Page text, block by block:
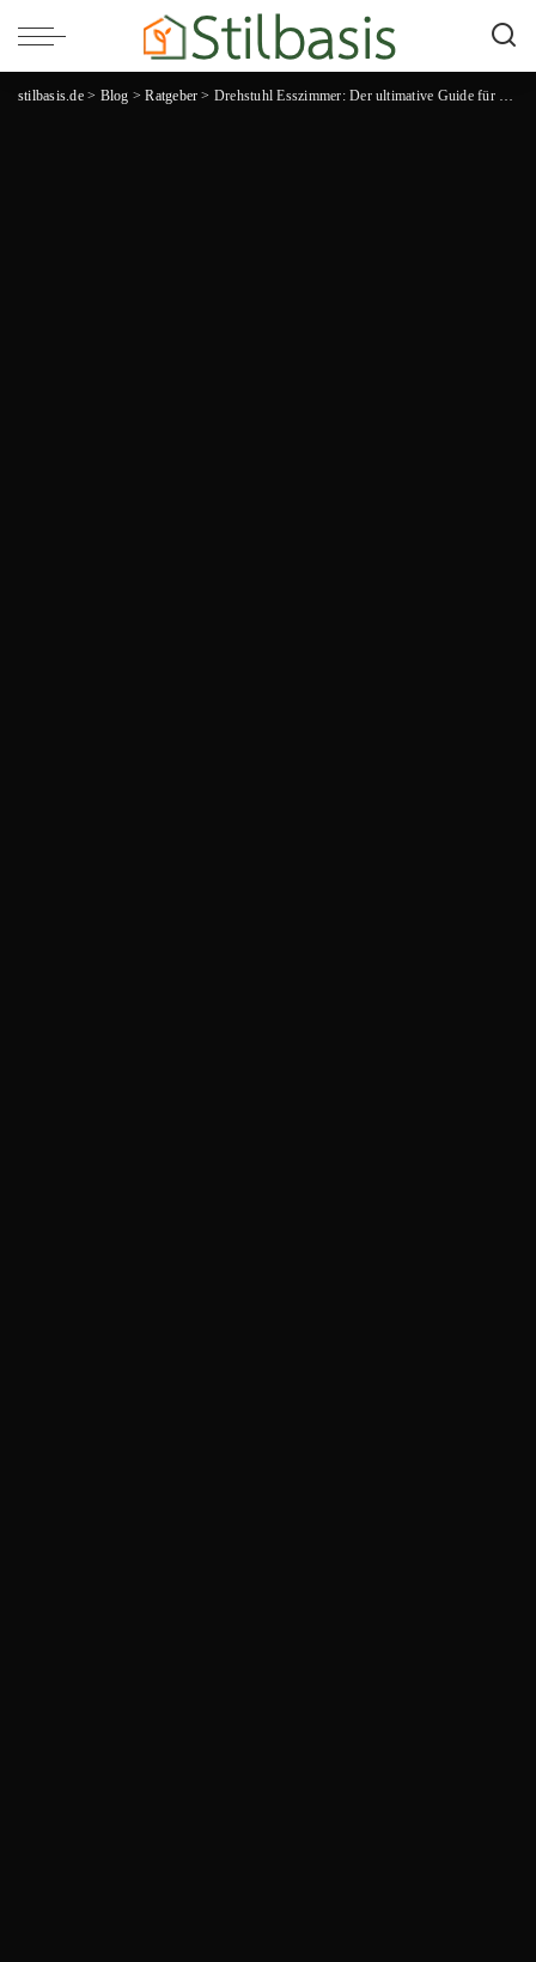
stilbasis.de> Blog >Ratgeber > Drehstuhl Esszimmer: Der ultimative Guide für stilvolle Sitzgelegenheiten in deinem Essbereich!